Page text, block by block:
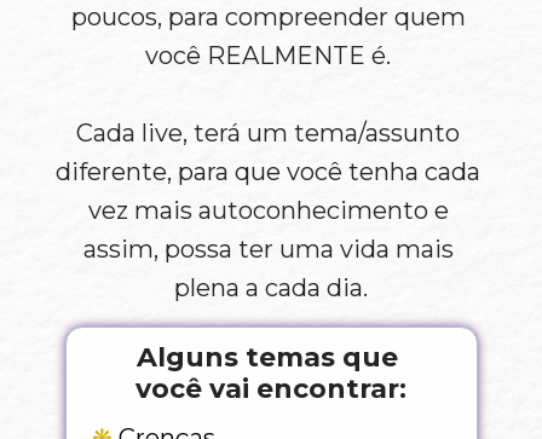
poucos, para compreender quem
você REALMENTE é.
Cada live, terá um tema/assunto
diferente, para que você tenha cada
vez mais autoconhecimento e
assim, possa ter uma vida mais
plena a cada dia.
Alguns temas que
você vai encontrar: